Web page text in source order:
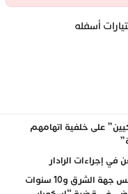
أسفله
على خلفية اتهامهم
إجراءات الرادار
12سنة سجنا لبعيوي الرئيس السابق لمجلس جهة الشرق و10 سنوات